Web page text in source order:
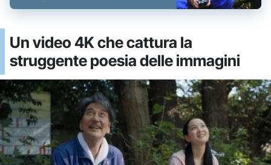
Un video 4K che cattura la
struggente poesia delle immagini